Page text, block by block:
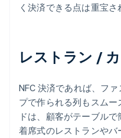
く決済できる点は重宝さ
レストラン /
NFC 決済であれば、フ
プで作られる列もスムー
ドは、顧客がテーブルで
着席式のレストランや